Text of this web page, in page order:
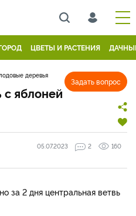
ЦВЕТЫ И РАСТЕНИЯ
Задать вопрос
деревья
с яблоней
05.07.2023 2 160
за 2 дня центральная ветвь